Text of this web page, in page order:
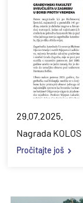
29.07.2025.
Pročitajte još